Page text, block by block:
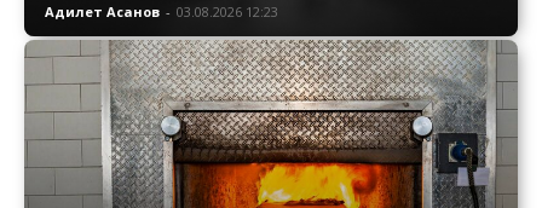
Адилет Асанов - 03.08.2026 12:23